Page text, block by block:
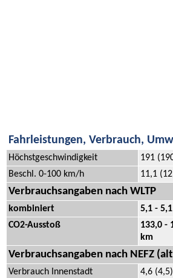
Fahrleistungen, Verbrauch,
Höchstgeschwindigkeit
191
Beschl. 0-100 km/h
11,1
Verbrauchsangaben nach WLTP
kombiniert
5,1 -
CO2-Ausstoß
133,0 -
km
Verbrauchsangaben nach NEFZ
Verbrauch Innenstadt
4,6